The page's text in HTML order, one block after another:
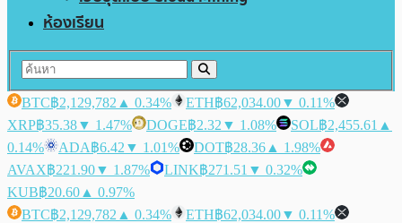
ห้องเรียน
BTC฿2,129,782 ▲ 0.34% ETH฿62,034.00▼ 0.11%
XRP฿35.38▼ 1.47% DOGE฿2.32 ▼ 1.08% SOL฿2,455.61 ▲
0.14%
ADA฿6.42 ▼ 1.01% DOT฿28.36 ▲ 1.98%
AVAX฿221.90▼ 1.87% LINK฿271.51 ▼ 0.32%
KUB฿20.60 ▲ 0.97%
BTC฿2,129,782 ▲ 0.34% ETH฿62,034.00▼ 0.11%